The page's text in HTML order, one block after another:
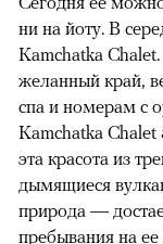
ни на йоту. В
Kamchatka
желанный край,
спа и номерам с
Kamchatka Сhalet
эта красота из
дымящиеся
природа —
пребывания на ее